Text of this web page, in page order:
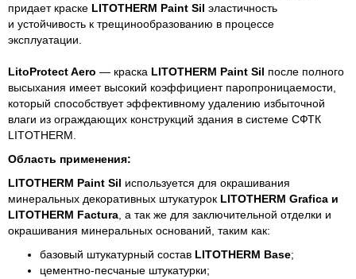
придает краске LITOTHERM Paint Sil эластичность
и устойчивость к трещинообразованию в процессе
эксплуатации.
LitoProtect Aero — краска LITOTHERM Paint Sil после полного
высыхания имеет высокий коэффициент паропроницаемости,
который способствует эффективному удалению избыточной
влаги из ограждающих конструкций здания в системе СФТК
LITOTHERM.
Область применения:
LITOTHERM Paint Sil используется для окрашивания
минеральных декоративных штукатурок LITOTHERM Grafica и
LITOTHERM Factura , а так же для заключительной отделки и
окрашивания минеральных оснований, таким как:
базовый штукатурный состав LITOTHERM Base;
цементно-песчаные штукатурки;